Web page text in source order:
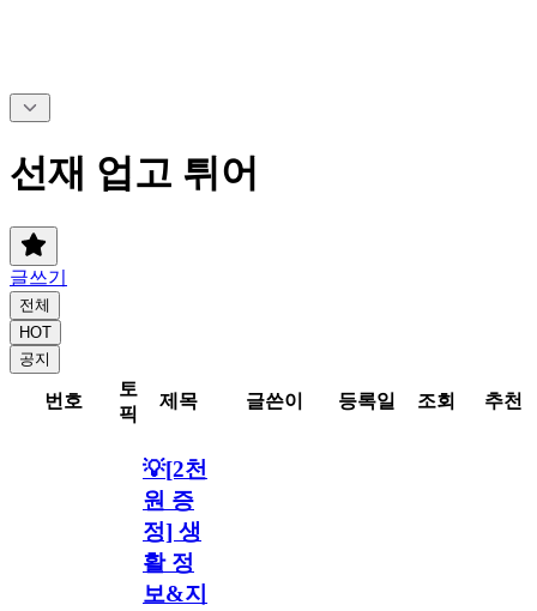
선재 업고 튀어
글쓰기
전체
HOT
공지
번호
토
픽
제목 글쓴이 등록일 조회 추천
💡[2천
원 증
정] 생
활 정
보&지